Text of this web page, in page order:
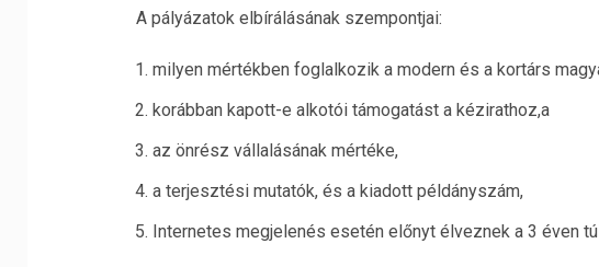
A pályázatok elbírálásának szempontjai:
milyen mértékben foglalkozik a modern és a kortárs
korábban kapott-e alkotói támogatást a kézirathoz,a
az önrész vállalásának mértéke,
a terjesztési mutatók, és a kiadott példányszám,
Internetes megjelenés esetén előnyt élveznek a 3 éven